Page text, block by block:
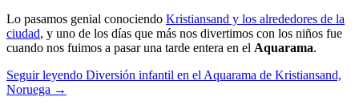
Lo pasamos genial conociendo Kristiansand y los alrededores de la
ciudad, y uno de los días que más nos divertimos con los niños fue
cuando nos fuimos a pasar una tarde entera en el Aquarama.
Seguir leyendo Diversión infantil en el Aquarama de Kristiansand,
Noruega →